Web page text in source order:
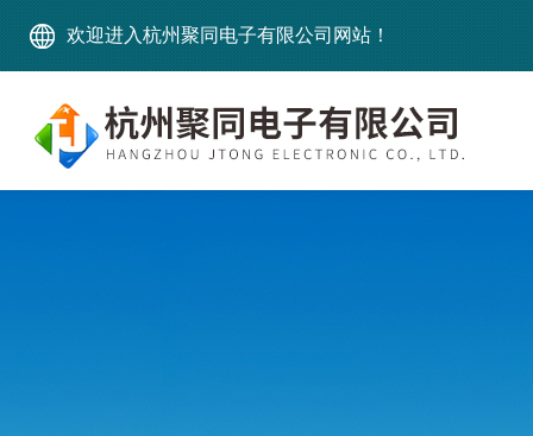
欢迎进入杭州聚同电子有限公司网站！